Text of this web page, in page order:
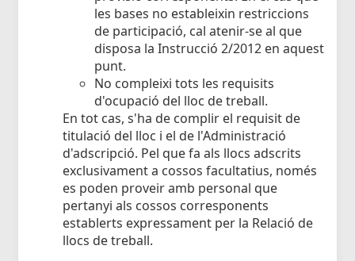
les bases no estableixin restriccions
de participació, cal atenir-se al que
disposa la Instrucció 2/2012 en aquest
punt.
No compleixi tots les requisits
d'ocupació del lloc de treball.
En tot cas, s'ha de complir el requisit de
titulació del lloc i el de l'Administració
d'adscripció. Pel que fa als llocs adscrits
exclusivament a cossos facultatius, només
es poden proveir amb personal que
pertanyi als cossos corresponents
establerts expressament per la Relació de
llocs de treball.